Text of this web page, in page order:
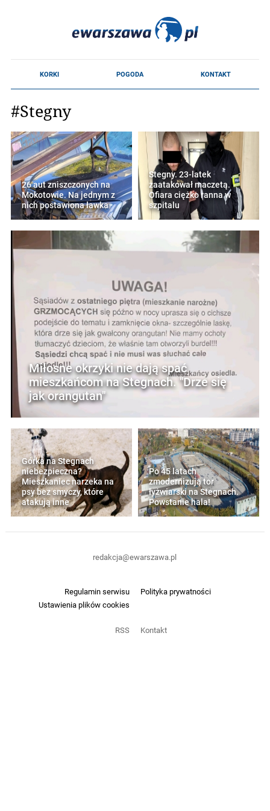
#Stegny
26 aut zniszczonych na
Mokotowie. Na jednym z
nich postawiona ławka
Stegny. 23-latek
zaatakował maczetą.
Ofiara ciężko ranna w
szpitalu
Miłosne okrzyki nie dają spać
mieszkańcom na Stegnach. "Drze się
jak orangutan"
Górka na Stegnach
niebezpieczna?
Mieszkaniec narzeka na
psy bez smyczy, które
atakują inne
Po 45 latach
zmodernizują tor
łyżwiarski na Stegnach.
Powstanie hala!
Regulamin serwisu
Polityka prywatności
Ustawienia plików cookies
RSS Kontakt
redakcja@ewarszawa.pl